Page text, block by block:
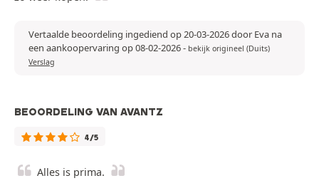
Vertaalde beoordeling ingediend op 20-03-2026 door Eva na
een aankoopervaring op 08-02-2026- bekijk origineel (Duits)
Verslag
BEOORDELING VAN AVANTZ
4/5
Alles is prima.